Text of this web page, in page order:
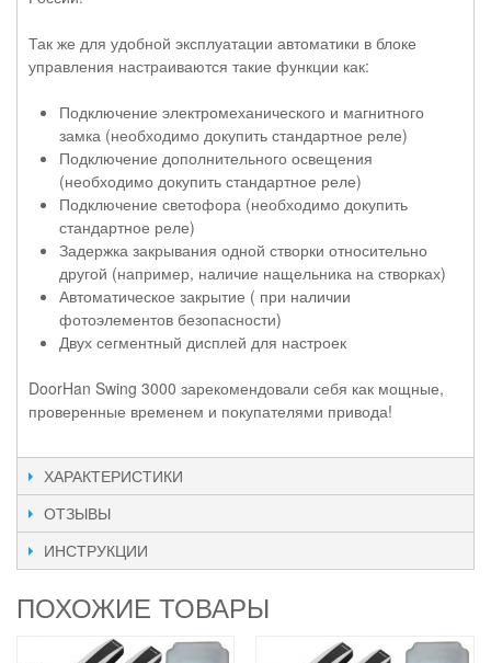
Так же для удобной эксплуатации автоматики в блоке
управления настраиваются такие функции как:
Подключение электромеханического и магнитного
замка (необходимо докупить стандартное реле)
Подключение дополнительного освещения
(необходимо докупить стандартное реле)
Подключение светофора (необходимо докупить
стандартное реле)
Задержка закрывания одной створки относительно
другой (например, наличие нащельника на створках)
Автоматическое закрытие ( при наличии
фотоэлементов безопасности)
Двух сегментный дисплей для настроек
DoorHan Swing 3000 зарекомендовали себя как мощные,
проверенные временем и покупателями привода!
ХАРАКТЕРИСТИКИ
ОТЗЫВЫ
ИНСТРУКЦИИ
ПОХОЖИЕ ТОВАРЫ